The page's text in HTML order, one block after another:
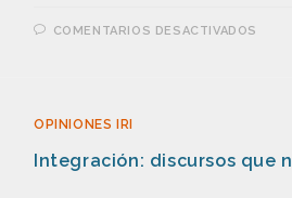
COMENTARIOS DESACTIVADOS
OPINIONES IRI
Integración: discursos que